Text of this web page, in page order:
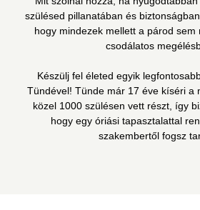
szülésed pillanatában és
hogy mindezek mellett a párod sem
csodálatos
Készülj fel életed egyik
Tündével! Tünde már 17 éve kíséri a
közel 1000 szülésen vett részt, így
hogy egy óriási tapasztalattal
szakembertől fogsz